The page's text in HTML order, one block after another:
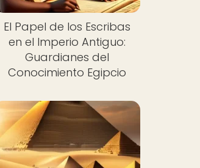
El Papel de los Escribas
en el Imperio Antiguo:
Guardianes del
Conocimiento Egipcio